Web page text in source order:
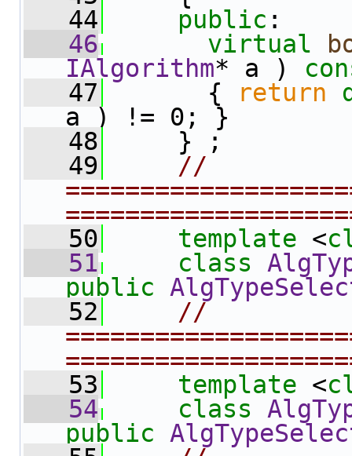
   44
public :
   46
virtual
IAlgorithm* a )
   47
{ return
a ) != 0; }
   48
} ;
   49
//
   50
template <
   51
class
public
   52
//
   53
template <
   54
class
public